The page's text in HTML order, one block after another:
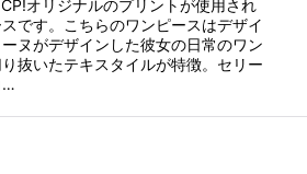
オリジナルのプリントが使用され
です。こちらのワンピースはデザイ
ヌがデザインした彼女の日常のワン
抜いたテキスタイルが特徴。セリー
…